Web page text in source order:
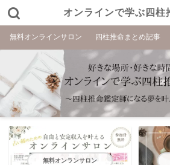
オンラインで学ぶ四柱
無料オンラインサロン 四柱推命まとめ記事
無料オンランサロン